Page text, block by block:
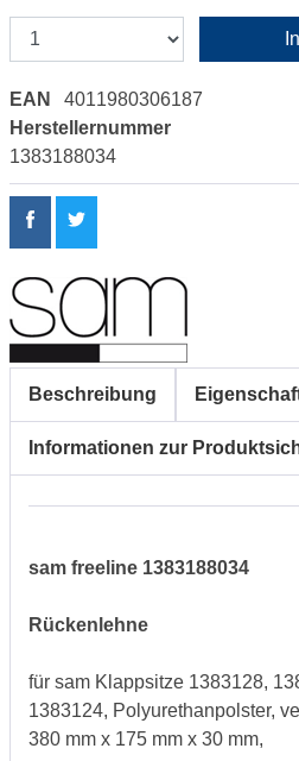
EAN
4011980306187
Herstellernummer
1383188034
Beschreibung
Informationen zur
sam freeline 1383188034
Rückenlehne
für sam Klappsitze 1383128,
1383124, Polyurethanpolster,
380 mm x 175 mm x 30 mm,